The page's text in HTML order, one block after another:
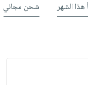
هذا الشهر شحن مجاني